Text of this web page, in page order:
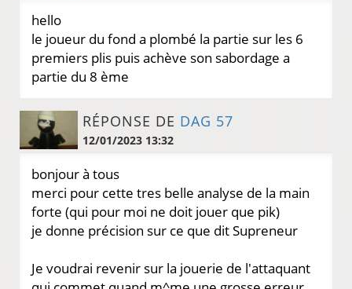
hello
le joueur du fond a plombé la partie sur les 6
premiers plis puis achève son sabordage a
partie du 8 ème
RÉPONSE DE DAG 57
12/01/2023 13:32
bonjour à tous
merci pour cette tres belle analyse de la main
forte (qui pour moi ne doit jouer que pik)
je donne précision sur ce que dit Supreneur
Je voudrai revenir sur la jouerie de l'attaquant